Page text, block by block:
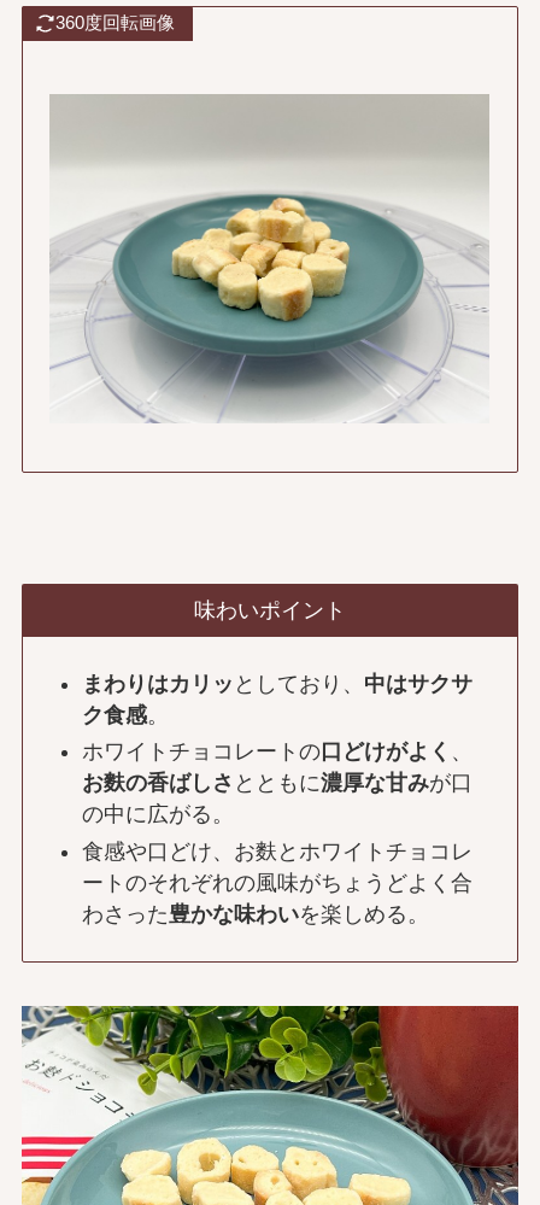
360度回転画像
味わいポイント
まわりはカリッ としており、 中はサクサ
ク食感。
ホワイトチョコレートの 口どけがよく 、
お麩の香ばしさ とともに濃厚な甘みが口
の中に広がる。
食感や口どけ、お麩とホワイトチョコレ
ートのそれぞれの風味がちょうどよく合
わさった豊かな味わいを楽しめる。